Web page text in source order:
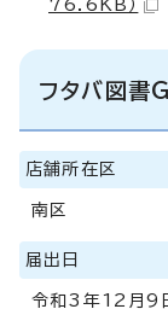
76.6KB）
フタバ図書
店舗所在区
南区
届出日
令和3年12月9